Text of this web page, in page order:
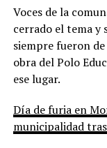
Voces de la
cerrado el tema y
siempre fueron
obra del Polo
ese lugar.
Día de furia en
municipalidad